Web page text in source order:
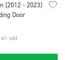
(2012 - 2023)
Door
41-sdd